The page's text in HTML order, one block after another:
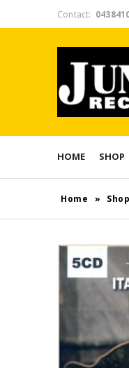
Contact:
HOME SHOP
Home » Shop